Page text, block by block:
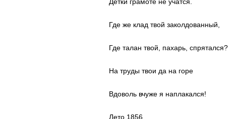
Где же клад твой заколдованный,
Где талан твой, пахарь, спрятался?
На труды твои да на горе
Вдоволь вчуже я наплакался!
Лето 1856